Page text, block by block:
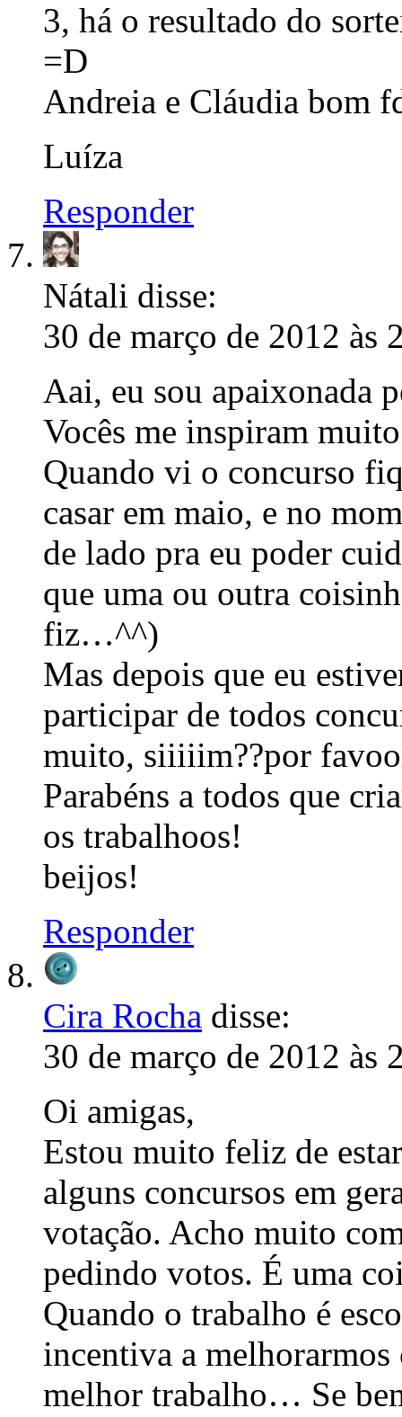
3, há o resultado do
=D
Andreia e Cláudia bom
Luíza
Responder
Nátali disse:
30 de março de 2012 às
Aai, eu sou apaixonada
Vocês me inspiram
Quando vi o concurso
casar em maio, e no
de lado pra eu poder
que uma ou outra
fiz…^^)
Mas depois que eu
participar de todos
muito, siiiiim??por
Parabéns a todos que
os trabalhoos!
beijos!
Responder
Cira Rocha disse:
30 de março de 2012 às
Oi amigas,
Estou muito feliz de
alguns concursos em
votação. Acho muito
pedindo votos. É uma
Quando o trabalho é
incentiva a melhorarmos
melhor trabalho… Se